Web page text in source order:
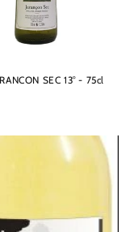
SEC 13° - 75cl